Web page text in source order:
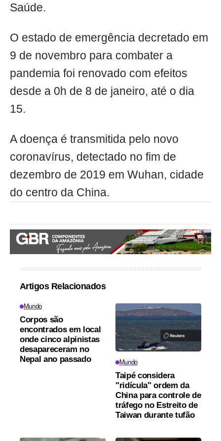
Saúde.
O estado de emergência decretado em
9 de novembro para combater a
pandemia foi renovado com efeitos
desde a 0h de 8 de janeiro, até o dia
15.
A doença é transmitida pelo novo
coronavírus, detectado no fim de
dezembro de 2019 em Wuhan, cidade
do centro da China.
Artigos Relacionados
Mundo
Corpos são
encontrados em local
onde cinco alpinistas
desapareceram no
Nepal ano passado
Mundo
Taipé considera
"ridícula" ordem da
China para controle de
tráfego no Estreito de
Taiwan durante tufão